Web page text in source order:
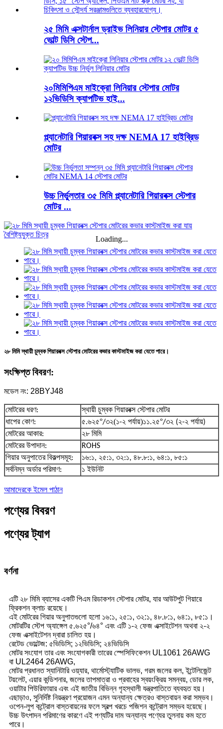
২৫ মিমি এক্সটার্নাল ড্রাইভ লিনিয়ার স্টেপার মোটর ৫
ভোল্ট ডিসি স্টেপ...
২০মিমিপিএম মাইক্রো লিনিয়ার স্টেপার মোটর
১২ভিডিসি ক্যাপটিভ হাই...
প্ল্যানেটারি গিয়ারবক্স সহ দক্ষ NEMA 17 হাইব্রিড
মোটর
উচ্চ নির্ভুলতার ৩৫ মিমি প্ল্যানেটারি গিয়ারবক্স স্টেপার
মোটর ...
Loading...
২৮ মিমি স্থায়ী চুম্বক গিয়ারবক্স স্টেপার মোটরের কভার কাস্টমাইজ করা যেতে পারে।
সংক্ষিপ্ত বিবরণ:
মডেল নং: 28BYJ48
মোটরের ধরণ:
স্থায়ী চুম্বক গিয়ারবক্স স্টেপার মোটর
ধাপের কোণ:
৫.৬২৫°/৩২(১-২ পর্যায়)১১.২৫°/৩২ (২-২ পর্যায়)
মোটরের আকার:
২৮ মিমি
মোটরের উপাদান:
ROHS
গিয়ার অনুপাতের বিকল্পসমূহ:
১৬:১, ২৫:১, ৩২:১, ৪৮.৮:১, ৬৪:১, ৮৫:১
সর্বনিম্ন অর্ডার পরিমাণ:
১ ইউনিট
আমাদেরকে ইমেল পাঠান
পণ্যের বিবরণ
পণ্যের ট্যাগ
বর্ণনা
এটি ২৮ মিমি ব্যাসের একটি পিএম রিডাকশন স্টেপার মোটর, যার আউটপুট গিয়ারে
ফ্রিকশন ক্লাচ রয়েছে।
এই মোটরের গিয়ার অনুপাতগুলো হলো ১৬:১, ২৫:১, ৩২:১, ৪৮.৮:১, ৬৪:১, ৮৫:১।
মোটরটির স্টেপ অ্যাঙ্গেল ৫.৬২৫°/৬৪° এবং এটি ১-২ ফেজ এক্সাইটেশন অথবা ২-২
ফেজ এক্সাইটেশন দ্বারা চালিত হয়।
রেটেড ভোল্টেজ: ৫ভিডিসি; ১২ভিডিসি; ২৪ভিডিসি
মোটর সংযোগ তার এবং সংযোগকারী তারের স্পেসিফিকেশন UL1061 26AWG
বা UL2464 26AWG,
মোটর প্রধানত স্যানিটারি ওয়্যার, থার্মোস্ট্যাটিক ভালভ, গরম জলের কল, ইন্টেলিজেন্ট
টয়লেট, এয়ার কন্ডিশনার, জলের তাপমাত্রা ও প্রবাহের স্বয়ংক্রিয় সমন্বয়, ডোর লক,
ওয়াটার পিউরিফায়ার এবং এই জাতীয় বিভিন্ন গৃহস্থালী যন্ত্রপাতিতে ব্যবহৃত হয়।
এছাড়াও, সুনির্দিষ্ট নিয়ন্ত্রণ প্রয়োজন এমন অন্যান্য ক্ষেত্রও বাস্তবায়ন করা সম্ভব।
ওপেন-লুপ কন্ট্রোল বাস্তবায়নের ফলে স্বল্প খরচে পজিশন কন্ট্রোল সম্ভব হয়েছে।
উচ্চ উৎপাদন পরিমাণের কারণে এই পণ্যটির দাম অন্যান্য পণ্যের তুলনায় কম হতে
পারে।